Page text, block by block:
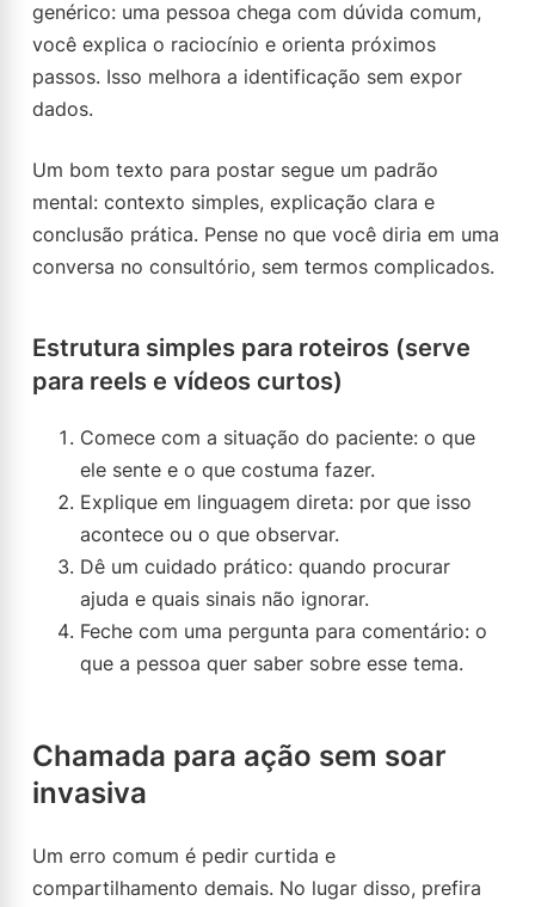
genérico: uma pessoa chega com dúvida comum,
você explica o raciocínio e orienta próximos
passos. Isso melhora a identificação sem expor
dados.
Um bom texto para postar segue um padrão
mental: contexto simples, explicação clara e
conclusão prática. Pense no que você diria em uma
conversa no consultório, sem termos complicados.
Estrutura simples para roteiros (serve
para reels e vídeos curtos)
Comece com a situação do paciente: o que
ele sente e o que costuma fazer.
Explique em linguagem direta: por que isso
acontece ou o que observar.
Dê um cuidado prático: quando procurar
ajuda e quais sinais não ignorar.
Feche com uma pergunta para comentário: o
que a pessoa quer saber sobre esse tema.
Chamada para ação sem soar
invasiva
Um erro comum é pedir curtida e
compartilhamento demais. No lugar disso, prefira